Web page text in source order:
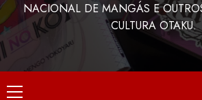
NACIONAL DE MANGÁS E
CULTURA OTAKU.